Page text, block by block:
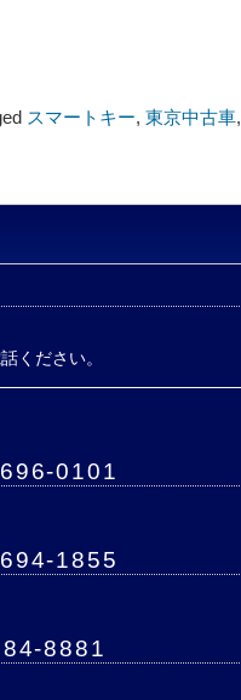
スマートキー, 東京中古車,
ください。
0101
1855
8881